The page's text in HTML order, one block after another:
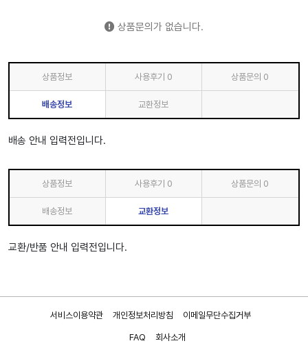
상품문의가 없습니다.
상품정보 사용후기 0 상품문의 0
배송정보 교환정보
배송 안내 입력전입니다.
상품정보 사용후기 0 상품문의 0
배송정보 교환정보
교환/반품 안내 입력전입니다.
서비스이용약관 개인정보처리방침 이메일무단수집거부
FAQ 회사소개